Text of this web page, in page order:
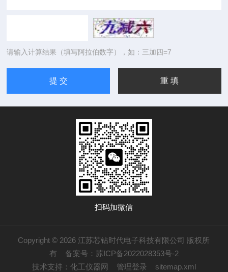
请输入计算结果（填写阿拉伯数字），如：三加四=7
扫码加微信
Copyright © 2026 江苏芯钻时代电子科技有限公司 版权所
有 备案号：苏ICP备2022028353号-2
技术支持： 化工仪器网 管理登录 sitemap.xml